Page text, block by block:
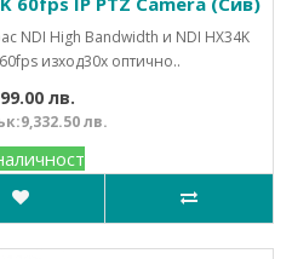
NDI High Bandwidth и NDI HX34K
изход30x оптично..
лв.
лв.